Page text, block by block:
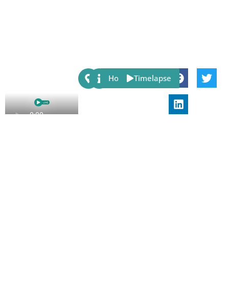
Share:
Host Timelapse